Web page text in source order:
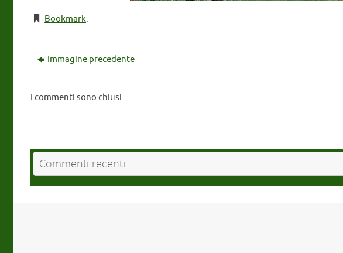
Bookmark.
Immagine precedente
I commenti sono chiusi.
Commenti recenti